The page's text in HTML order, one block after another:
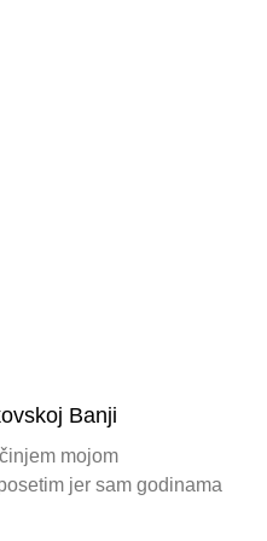
Banji
mojom
jer sam godinama